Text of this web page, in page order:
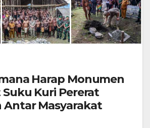
Harap Monumen
Kuri Pererat
Masyarakat